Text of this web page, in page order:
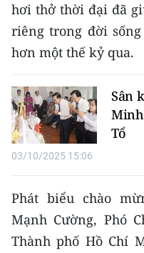
TIN MỚI
TIN ĐỊA PHƯƠNG
Trung du và miền
Đồng bằng sông Hồng
Bắc Trung Bộ
Nguyên
Đông Nam Bộ
hơi thở thời đại đã
riêng trong đời
hơn một thế kỷ qua.
Sân
Tổ
03/10/2025 15:06
Phát biểu chào
Mạnh Cường, Phó
Thành phố Hồ Chí